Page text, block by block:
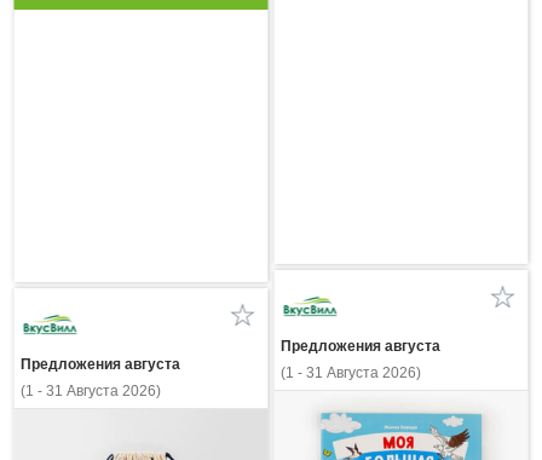
Предложения августа
(1 - 31 Августа 2026)
Предложения августа
(1 - 31 Августа 2026)